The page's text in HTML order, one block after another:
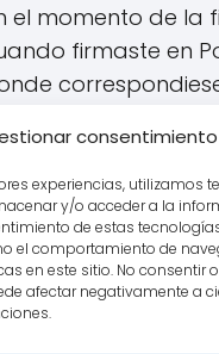
consentimiento
experiencias, utilizamos
y/o acceder a la
de estas
el comportamiento de
en este sitio. No consentir
afectar negativamente a
el momento de la
firmaste en
otro
banco.